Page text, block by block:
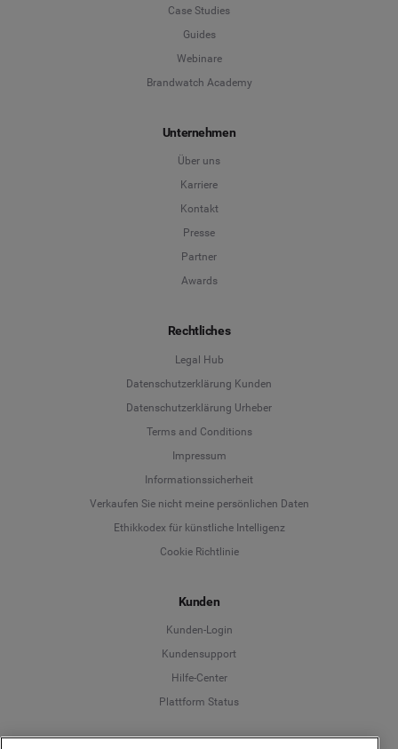
Case Studies
Guides
Webinare
Brandwatch Academy
Unternehmen
Über uns
Karriere
Kontakt
Presse
Partner
Awards
Rechtliches
Legal Hub
Datenschutzerklärung Kunden
Datenschutzerklärung Urheber
Terms and Conditions
Impressum
Informationssicherheit
Verkaufen Sie nicht meine persönlichen Daten
Ethikkodex für künstliche Intelligenz
Cookie Richtlinie
Kunden
Kunden-Login
Kundensupport
Hilfe-Center
Plattform Status
Deutsch